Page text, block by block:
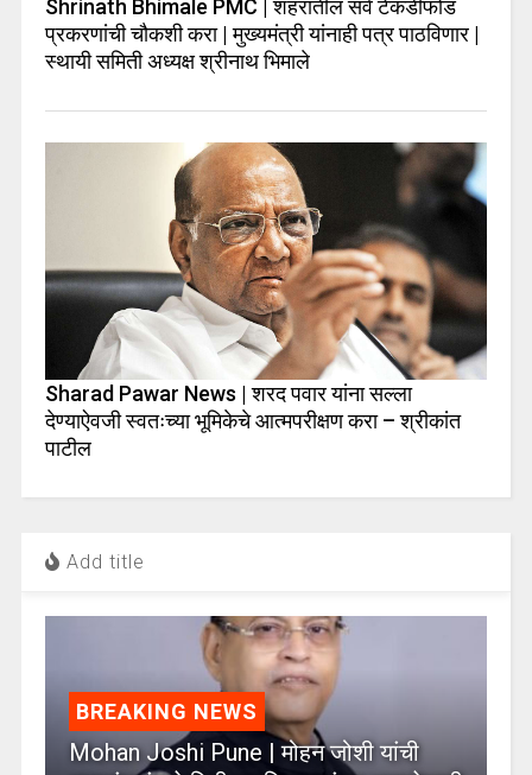
Shrinath Bhimale PMC | शहरातील सर्व टेकडीफोड
प्रकरणांची चौकशी करा | मुख्यमंत्री यांनाही पत्र पाठविणार |
स्थायी समिती अध्यक्ष श्रीनाथ भिमाले
Sharad Pawar News | शरद पवार यांना सल्ला
देण्याऐवजी स्वतःच्या भूमिकेचे आत्मपरीक्षण करा – श्रीकांत
पाटील
Add title
BREAKING NEWS
Mohan Joshi Pune | मोहन जोशी यांची